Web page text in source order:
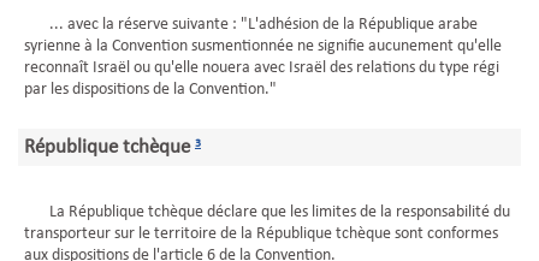
... avec la réserve suivante : "L'adhésion de la République arabe
syrienne à la Convention susmentionnée ne signifie aucunement qu'elle
reconnaît Israël ou qu'elle nouera avec Israël des relations du type régi
par les dispositions de la Convention."
République tchèque 3
La République tchèque déclare que les limites de la responsabilité du
transporteur sur le territoire de la République tchèque sont conformes
aux dispositions de l'article 6 de la Convention.